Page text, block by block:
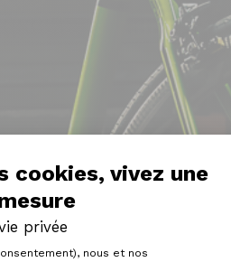
cookies, vivez une
privée
dunous et nos